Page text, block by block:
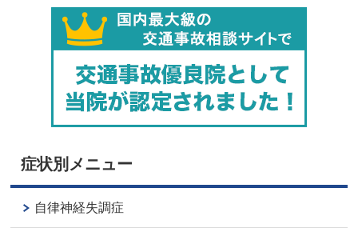
症状別メニュー
自律神経失調症